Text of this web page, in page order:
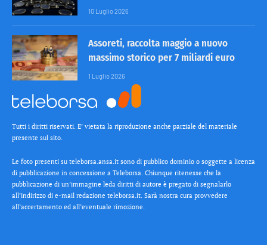
10 Luglio 2026
Assoreti, raccolta maggio a nuovo
massimo storico per 7 miliardi euro
1 Luglio 2026
Tutti i diritti riservati. E’ vietata la riproduzione anche parziale del materiale
presente sul sito.
Le foto presenti su teleborsa.ansa.it sono di pubblico dominio o soggette a licenza
di pubblicazione in concessione a Teleborsa. Chiunque ritenesse che la
pubblicazione di un’immagine leda diritti di autore è pregato di segnalarlo
all’indirizzo di e-mail redazione teleborsa.it. Sarà nostra cura provvedere
all’accertamento ed all’eventuale rimozione.